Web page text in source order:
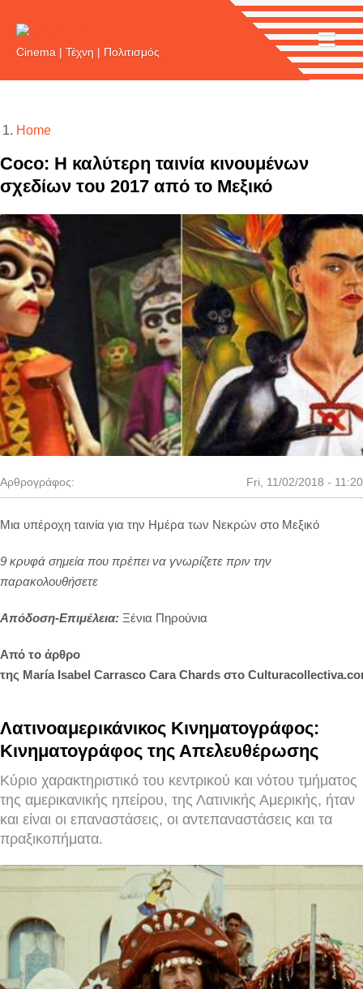
main
navigation
Cinema | Τέχνη | Πολιτισμός
Breadcrumb
Home
Cocο: H καλύτερη ταινία κινουμένων
σχεδίων τoυ 2017 από το Μεξικό
Αρθρογράφος: Fri, 11/02/2018 - 11:20
Μια υπέροχη ταινία για την Ημέρα των Νεκρών στο Μεξικό
9 κρυφά σημεία που πρέπει να γνωρίζετε πριν την
παρακολουθήσετε
Απόδοση-Επιμέλεια: Ξένια Πηρούνια
Από το άρθρο
της María Isabel Carrasco Cara Chards στο Culturacollectiva.
Λατινοαμερικάνικος Κινηματογράφος:
Κινηματογράφος της Απελευθέρωσης
Κύριο χαρακτηριστικό του κεντρικού και νότου τμήματος
της αμερικανικής ηπείρου, της Λατινικής Αμερικής, ήταν
και είναι οι επαναστάσεις, οι αντεπαναστάσεις και τα
πραξικοπήματα.